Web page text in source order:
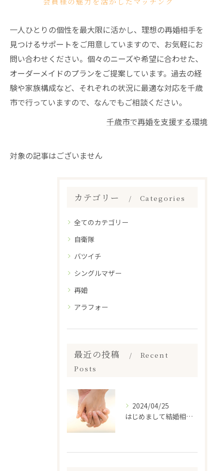
一人ひとりの個性を最大限に活かし、理想の再婚相手を
見つけるサポートをご用意していますので、お気軽にお
問い合わせください。個々のニーズや希望に合わせた、
オーダーメイドのプランをご提案しています。過去の経
験や家族構成など、それぞれの状況に最適な対応を千歳
市で行っていますので、なんでもご相談ください。
千歳市で再婚を支援する環境
対象の記事はございません
カテゴリー Categories
全てのカテゴリー
自衛隊
バツイチ
シングルマザー
再婚
アラフォー
最近の投稿
Recent
Posts
2024/04/25
はじめまして結婚相談所ラブミーテンダーです